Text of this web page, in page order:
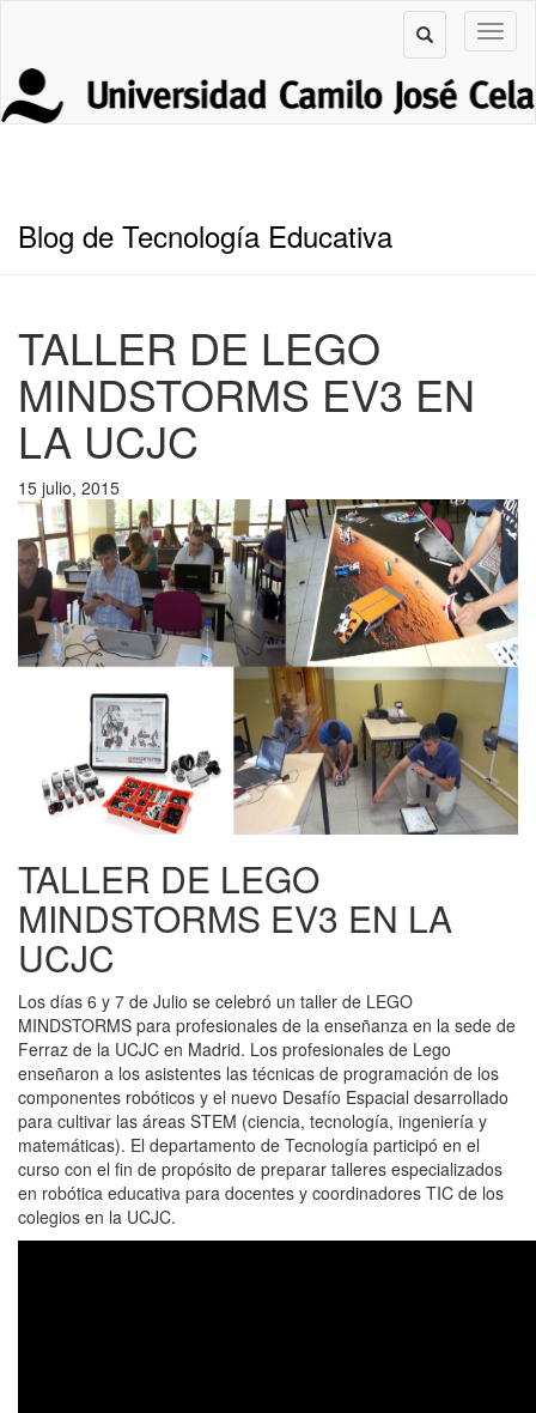
Blog de Tecnología Educativa
TALLER DE LEGO
MINDSTORMS EV3 EN
LA UCJC
15 julio, 2015
TALLER DE LEGO
MINDSTORMS EV3 EN LA
UCJC
Los días 6 y 7 de Julio se celebró un taller de LEGO
MINDSTORMS para profesionales de la enseñanza en la sede de
Ferraz de la UCJC en Madrid. Los profesionales de Lego
enseñaron a los asistentes las técnicas de programación de los
componentes robóticos y el nuevo Desafío Espacial desarrollado
para cultivar las áreas STEM (ciencia, tecnología, ingeniería y
matemáticas). El departamento de Tecnología participó en el
curso con el fin de propósito de preparar talleres especializados
en robótica educativa para docentes y coordinadores TIC de los
colegios en la UCJC.